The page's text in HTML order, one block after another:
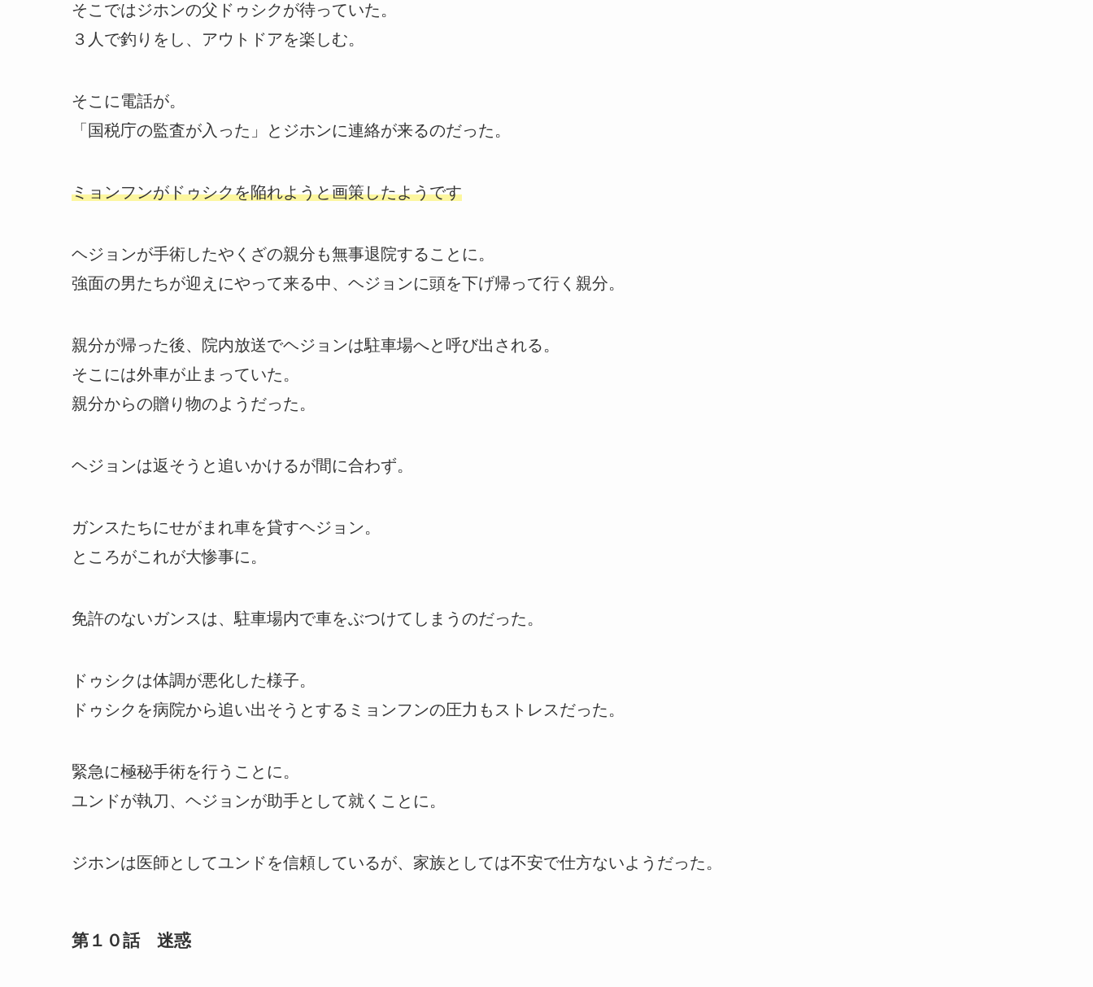
そこではジホンの父ドゥシクが待っていた。
３人で釣りをし、アウトドアを楽しむ。
そこに電話が。
「国税庁の監査が入った」とジホンに連絡が来るのだった。
ミョンフンがドゥシクを陥れようと画策したようです
ヘジョンが手術したやくざの親分も無事退院することに。
強面の男たちが迎えにやって来る中、ヘジョンに頭を下げ帰って行く親分。
親分が帰った後、院内放送でヘジョンは駐車場へと呼び出される。
そこには外車が止まっていた。
親分からの贈り物のようだった。
ヘジョンは返そうと追いかけるが間に合わず。
ガンスたちにせがまれ車を貸すヘジョン。
ところがこれが大惨事に。
免許のないガンスは、駐車場内で車をぶつけてしまうのだった。
ドゥシクは体調が悪化した様子。
ドゥシクを病院から追い出そうとするミョンフンの圧力もストレスだった。
緊急に極秘手術を行うことに。
ユンドが執刀、ヘジョンが助手として就くことに。
ジホンは医師としてユンドを信頼しているが、家族としては不安で仕方ないようだった。
第１０話 迷惑